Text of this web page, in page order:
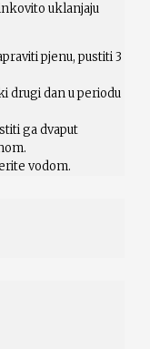
uklanjaju
pjenu, pustiti 3
drugi dan u periodu
ga dvaput
vodom.